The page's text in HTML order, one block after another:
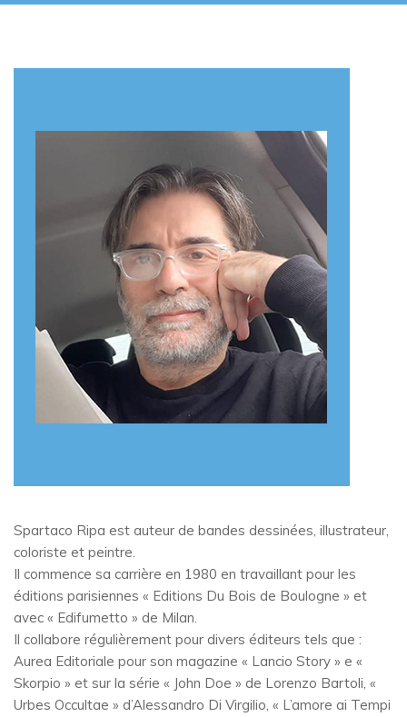
Spartaco Ripa est auteur de bandes dessinées, illustrateur,
coloriste et peintre.
Il commence sa carrière en 1980 en travaillant pour les
éditions parisiennes « Editions Du Bois de Boulogne » et
avec « Edifumetto » de Milan.
Il collabore régulièrement pour divers éditeurs tels que :
Aurea Editoriale pour son magazine « Lancio Story » e «
Skorpio » et sur la série « John Doe » de Lorenzo Bartoli, «
Urbes Occultae » d’Alessandro Di Virgilio, « L’amore ai Tempi